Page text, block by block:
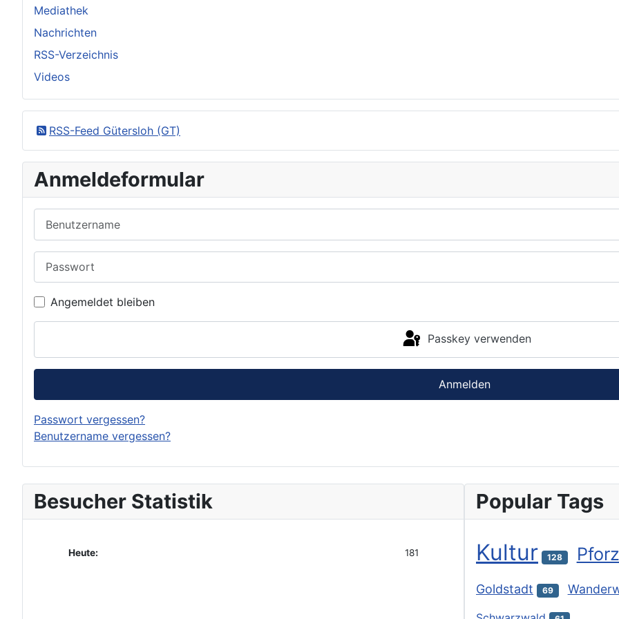
Mediathek
Nachrichten
RSS-Verzeichnis
Videos
RSS-Feed Gütersloh (GT)
Anmeldeformular
Angemeldet bleiben
Passkey verwenden
Anmelden
Passwort vergessen?
Benutzername vergessen?
Besucher Statistik
Heute: 181
Popular Tags
Kultur 128
Goldstadt 69